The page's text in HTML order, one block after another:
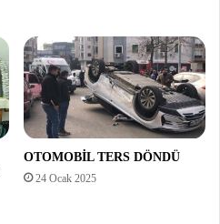
OTOMOBİL TERS DÖNDÜ
24 Ocak 2025